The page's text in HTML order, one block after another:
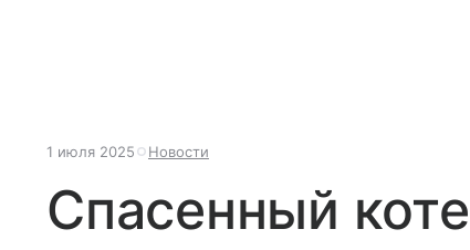
1 июля 2025 Новости
Спасенный